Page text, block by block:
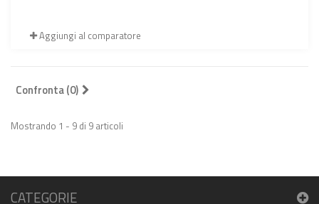
Aggiungi al comparatore
Confronta (0)
Mostrando 1 - 9 di 9 articoli
CATEGORIE